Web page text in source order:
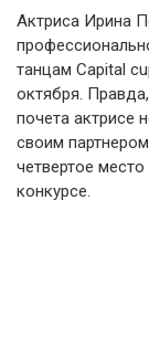
Актриса Ирина
танцам Capital
октября.
почета актрисе
своим
четвертое
конкурсе.